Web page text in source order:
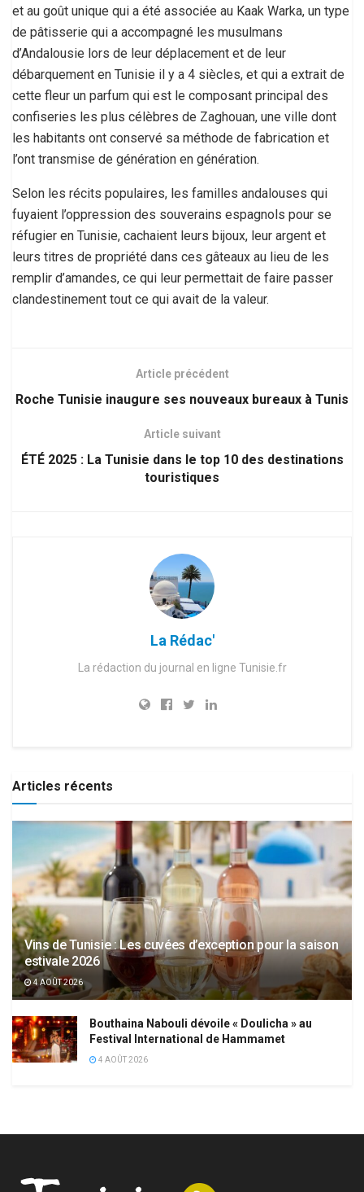
et au goût unique qui a été associée au Kaak Warka, un type
de pâtisserie qui a accompagné les musulmans
d’Andalousie lors de leur déplacement et de leur
débarquement en Tunisie il y a 4 siècles, et qui a extrait de
cette fleur un parfum qui est le composant principal des
confiseries les plus célèbres de Zaghouan, une ville dont
les habitants ont conservé sa méthode de fabrication et
l’ont transmise de génération en génération.
Selon les récits populaires, les familles andalouses qui
fuyaient l’oppression des souverains espagnols pour se
réfugier en Tunisie, cachaient leurs bijoux, leur argent et
leurs titres de propriété dans ces gâteaux au lieu de les
remplir d’amandes, ce qui leur permettait de faire passer
clandestinement tout ce qui avait de la valeur.
Article précédent
Roche Tunisie inaugure ses nouveaux bureaux à Tunis
Article suivant
ÉTÉ 2025 : La Tunisie dans le top 10 des destinations
touristiques
La Rédac'
La rédaction du journal en ligne Tunisie.fr
Articles récents
Vins de Tunisie : Les cuvées d’exception pour la saison
estivale 2026
4 AOÛT 2026
Bouthaina Nabouli dévoile « Doulicha » au
Festival International de Hammamet
4 AOÛT 2026